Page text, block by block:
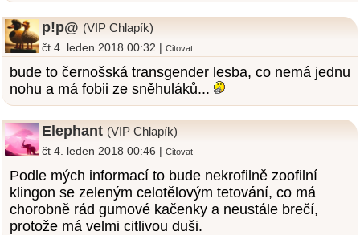
p!p@ (VIP Chlapík)
čt 4. leden 2018 00:32 |Citovat
bude to černošská transgender lesba, co nemá jednu
nohu a má fobii ze sněhuláků...
Elephant (VIP Chlapík)
čt 4. leden 2018 00:46 |Citovat
Podle mých informací to bude nekrofilně zoofilní
klingon se zeleným celotělovým tetování, co má
chorobně rád gumové kačenky a neustále brečí,
protože má velmi citlivou duši.